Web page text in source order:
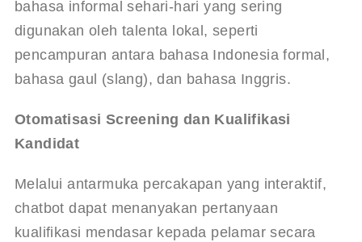
bahasa informal sehari-hari yang sering
digunakan oleh talenta lokal, seperti
pencampuran antara bahasa Indonesia formal,
bahasa gaul (slang), dan bahasa Inggris.
Otomatisasi Screening dan Kualifikasi
Kandidat
Melalui antarmuka percakapan yang interaktif,
chatbot dapat menanyakan pertanyaan
kualifikasi mendasar kepada pelamar secara